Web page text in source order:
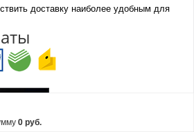
доставку наиболее удобным для
0 руб.
0 руб.